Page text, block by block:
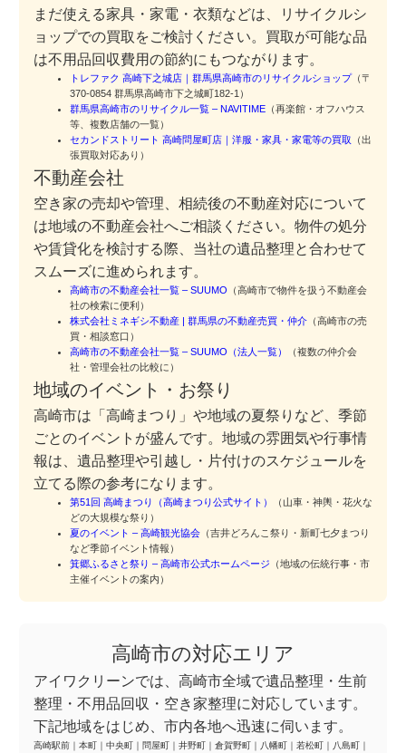
まだ使える家具・家電・衣類などは、リサイクルシ
ョップでの買取をご検討ください。買取が可能な品
は不用品回収費用の節約にもつながります。
トレファク 高崎下之城店｜群馬県高崎市のリサイクルショップ（〒
370-0854 群馬県高崎市下之城町182-1）
群馬県高崎市のリサイクル一覧 – NAVITIME （再楽館・オフハウス
等、複数店舗の一覧）
セカンドストリート 高崎問屋町店｜洋服・家具・家電等の買取 （出
張買取対応あり）
不動産会社
空き家の売却や管理、相続後の不動産対応について
は地域の不動産会社へご相談ください。物件の処分
や賃貸化を検討する際、当社の遺品整理と合わせて
スムーズに進められます。
高崎市の不動産会社一覧 – SUUMO （高崎市で物件を扱う不動産会
社の検索に便利）
株式会社ミネギシ不動産 | 群馬県の不動産売買・仲介 （高崎市の売
買・相談窓口）
高崎市の不動産会社一覧 – SUUMO（法人一覧）
（複数の仲介会
社・管理会社の比較に）
地域のイベント・お祭り
高崎市は「高崎まつり」や地域の夏祭りなど、季節
ごとのイベントが盛んです。地域の雰囲気や行事情
報は、遺品整理や引越し・片付けのスケジュールを
立てる際の参考になります。
第51回 高崎まつり（高崎まつり公式サイト）
（山車・神輿・花火な
どの大規模な祭り）
夏のイベント – 高崎観光協会 （吉井どろんこ祭り・新町七夕まつり
など季節イベント情報）
箕郷ふるさと祭り – 高崎市公式ホームページ （地域の伝統行事・市
主催イベントの案内）
高崎市の対応エリア
アイワクリーンでは、高崎市全域で遺品整理・生前
整理・不用品回収・空き家整理に対応しています。
下記地域をはじめ、市内各地へ迅速に伺います。
高崎駅前 本町 中央町 問屋町 井野町 倉賀野町 八幡町 若松町 八島町